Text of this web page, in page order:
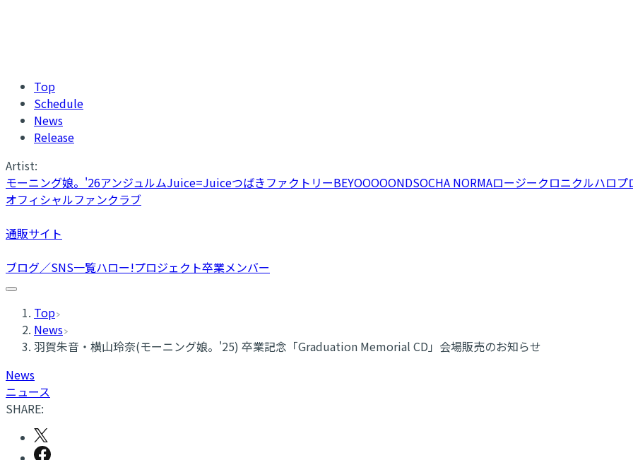
Top
Schedule
News
Release
Artist:
モーニング娘。'26アンジュルムJuice=JuiceつばきファクトリーBEYOOOOONDSOCHA NORMAロージークロニクルハロプ
オフィシャルファンクラブ
通販サイト
ブログ／SNS一覧ハロー!プロジェクト卒業メンバー
Top
News
羽賀朱音・横山玲奈(モーニング娘。'25) 卒業記念「Graduation Memorial CD」会場販売のお知らせ
News
ニュース
SHARE: